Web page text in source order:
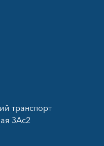
транспорт
3Ас2